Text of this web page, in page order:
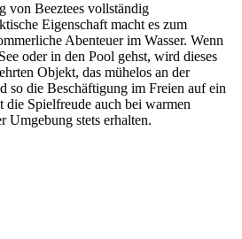
von Beeztees vollständig
Eigenschaft macht es zum
Abenteuer im Wasser. Wenn
oder in den Pool gehst, wird dieses
Objekt, das mühelos an der
so die Beschäftigung im Freien auf ein
die Spielfreude auch bei warmen
Umgebung stets erhalten.